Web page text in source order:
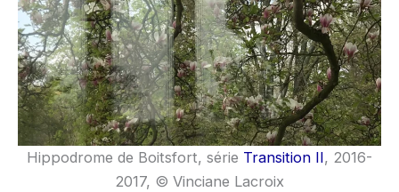
Hippodrome de Boitsfort, série Transition II, 2016-
2017, © Vinciane Lacroix